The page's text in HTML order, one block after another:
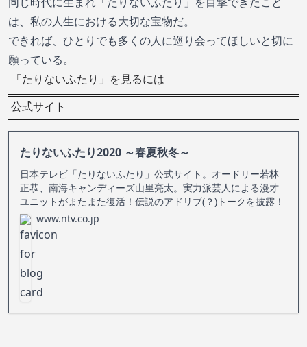
は、私の人生における大切な宝物だ。
できれば、ひとりでも多くの人に巡り会ってほしいと切に
願っている。
「たりないふたり」を見るには
公式サイト
たりないふたり2020 ～春夏秋冬～
日本テレビ「たりないふたり」公式サイト。オードリー若林
正恭、南海キャンディーズ山里亮太。実力派芸人による漫才
ユニットがまたまた復活！伝説のアドリブ(？)トークを披露！
www.ntv.co.jp